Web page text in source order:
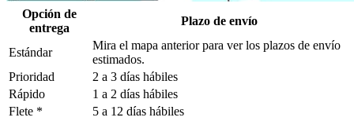
Opción de
entrega
Plazo de envío
Estándar
Mira el mapa anterior para ver los plazos de envío
estimados.
Prioridad
2 a 3 días hábiles
Rápido
1 a 2 días hábiles
Flete *
5 a 12 días hábiles